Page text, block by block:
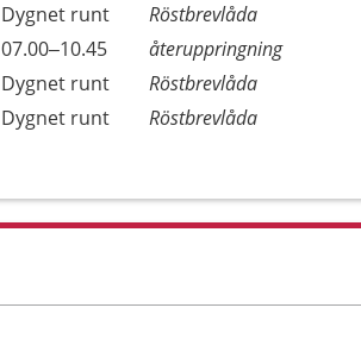
Dygnet runt
Röstbrevlåda
07.00–10.45
återuppringning
Dygnet runt
Röstbrevlåda
Dygnet runt Röstbrevlåda